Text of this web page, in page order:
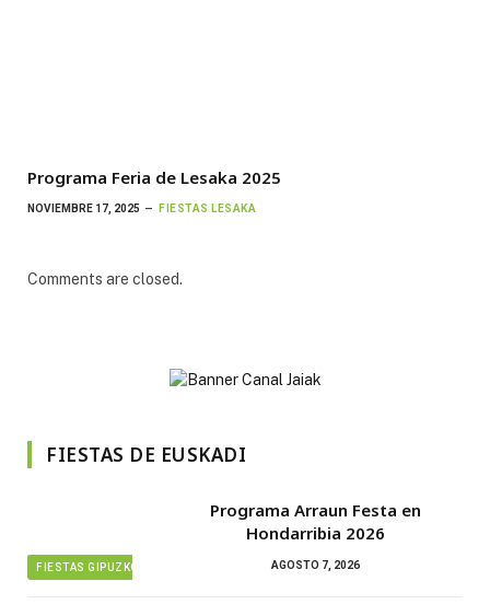
Programa Feria de Lesaka 2025
NOVIEMBRE 17, 2025 FIESTAS LESAKA
Comments are closed.
FIESTAS DE EUSKADI
FIESTAS GIPUZKOA
Programa Arraun Festa en
Hondarribia 2026
AGOSTO 7, 2026